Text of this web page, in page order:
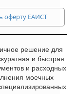
оферту ЕАИСТ
решение для
и быстрая
и расходных
моечных